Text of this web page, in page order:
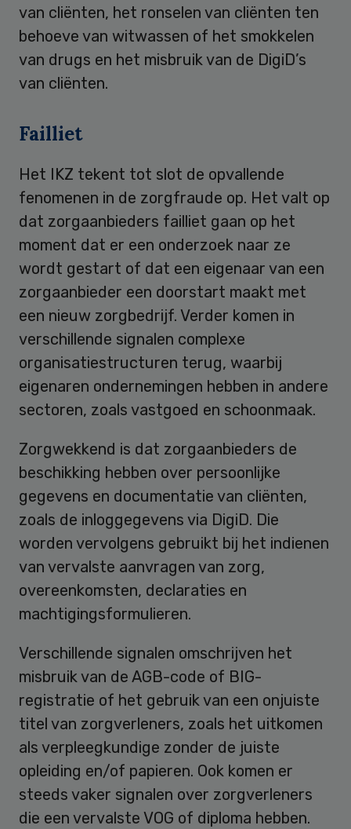
van cliënten, het ronselen van cliënten ten
behoeve van witwassen of het smokkelen
van drugs en het misbruik van de DigiD’s
van cliënten.
Failliet
Het IKZ tekent tot slot de opvallende
fenomenen in de zorgfraude op. Het valt op
dat zorgaanbieders failliet gaan op het
moment dat er een onderzoek naar ze
wordt gestart of dat een eigenaar van een
zorgaanbieder een doorstart maakt met
een nieuw zorgbedrijf. Verder komen in
verschillende signalen complexe
organisatiestructuren terug, waarbij
eigenaren ondernemingen hebben in andere
sectoren, zoals vastgoed en schoonmaak.
Zorgwekkend is dat zorgaanbieders de
beschikking hebben over persoonlijke
gegevens en documentatie van cliënten,
zoals de inloggegevens via DigiD. Die
worden vervolgens gebruikt bij het indienen
van vervalste aanvragen van zorg,
overeenkomsten, declaraties en
machtigingsformulieren.
Verschillende signalen omschrijven het
misbruik van de AGB-code of BIG-
registratie of het gebruik van een onjuiste
titel van zorgverleners, zoals het uitkomen
als verpleegkundige zonder de juiste
opleiding en/of papieren. Ook komen er
steeds vaker signalen over zorgverleners
die een vervalste VOG of diploma hebben.